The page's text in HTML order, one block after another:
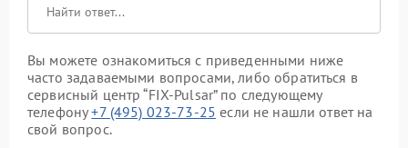
Вы можете ознакомиться с приведенными ниже
часто задаваемыми вопросами, либо обратиться в
сервисный центр “FIX-Pulsar” по следующему
телефону+7 (495) 023-73-25 если не нашли ответ на
свой вопрос.